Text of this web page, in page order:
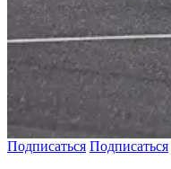
Подписаться Подписаться